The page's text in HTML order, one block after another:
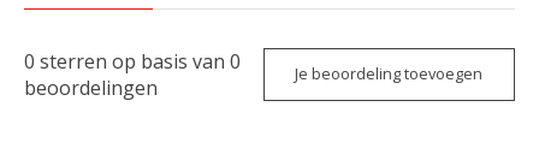
0 sterren op basis van 0
beoordelingen
Je beoordeling toevoegen